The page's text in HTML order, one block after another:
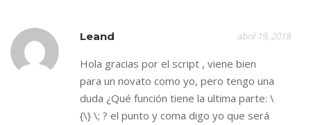
Leand abril 19, 2018
Hola gracias por el script , viene bien
para un novato como yo, pero tengo una
duda ¿Qué función tiene la ultima parte: \
{\} \; ? el punto y coma digo yo que será